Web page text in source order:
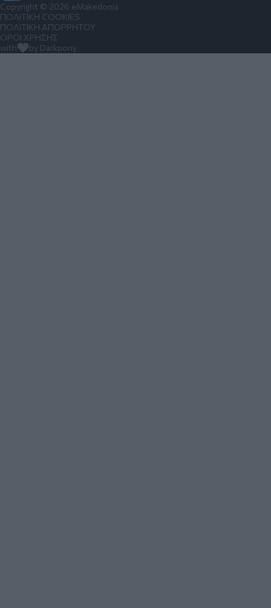
Copyright © 2026 eMakedonia
ΠΟΛΙΤΙΚΗ COOKIES
ΠΟΛΙΤΙΚΗ ΑΠΟΡΡΗΤΟΥ
ΟΡΟΙ ΧΡΗΣΗΣ
with
by Darkpony